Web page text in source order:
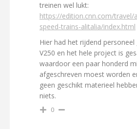
treinen wel lukt:
https://edition.cnn.com/travel/
speed-trains-alitalia/index.html
Hier had het rijdend personeel
V250 en het hele project is
waardoor een paar honderd
afgeschreven moest worden
geen geschikt materieel
niets.
0